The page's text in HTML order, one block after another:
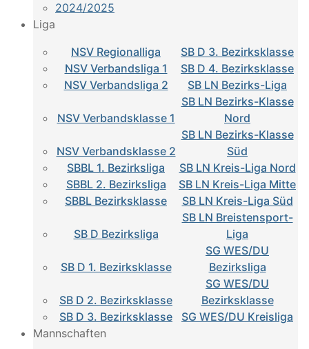
2024/2025
Liga
NSV Regionalliga
SB D 3. Bezirksklasse
NSV Verbandsliga 1
SB D 4. Bezirksklasse
NSV Verbandsliga 2
SB LN Bezirks-Liga
NSV Verbandsklasse 1
SB LN Bezirks-Klasse
Nord
NSV Verbandsklasse 2
SB LN Bezirks-Klasse
Süd
SBBL 1. Bezirksliga
SB LN Kreis-Liga Nord
SBBL 2. Bezirksliga
SB LN Kreis-Liga Mitte
SBBL Bezirksklasse
SB LN Kreis-Liga Süd
SB D Bezirksliga
SB LN Breistensport-
Liga
SB D 1. Bezirksklasse
SG WES/DU
Bezirksliga
SB D 2. Bezirksklasse
SG WES/DU
Bezirksklasse
SB D 3. Bezirksklasse
SG WES/DU Kreisliga
Mannschaften